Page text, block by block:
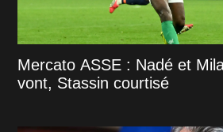
Mercato ASSE : Nadé et
vont, Stassin courtisé